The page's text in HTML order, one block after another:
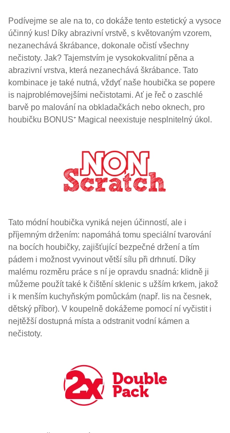
Podívejme se ale na to, co dokáže tento estetický a vysoce
účinný kus! Díky abrazivní vrstvě, s květovaným vzorem,
nezanechává škrábance, dokonale očistí všechny
nečistoty. Jak? Tajemstvím je vysokokvalitní pěna a
abrazivní vrstva, která nezanechává škrábance. Tato
kombinace je také nutná, vždyť naše houbička se popere
is najproblémovejšími nečistotami. Ať je řeč o zaschlé
barvě po malování na obkladačkách nebo oknech, pro
houbičku BONUS⁺ Magical neexistuje nesplnitelný úkol.
Tato módní houbička vyniká nejen účinností, ale i
příjemným držením: napomáhá tomu speciální tvarování
na bocích houbičky, zajišťující bezpečné držení a tím
pádem i možnost vyvinout větší sílu při drhnutí. Díky
malému rozměru práce s ní je opravdu snadná: klidně ji
můžeme použít také k čištění sklenic s užším krkem, jakož
i k menším kuchyňským pomůckám (např. lis na česnek,
dětský příbor). V koupelně dokážeme pomocí ní vyčistit i
nejtěžší dostupná místa a odstranit vodní kámen a
nečistoty.